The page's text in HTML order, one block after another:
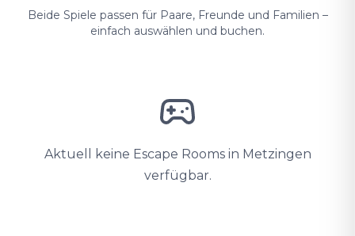
Beide Spiele passen für Paare, Freunde und Familien –
einfach auswählen und buchen.
Aktuell keine Escape Rooms in Metzingen
verfügbar.